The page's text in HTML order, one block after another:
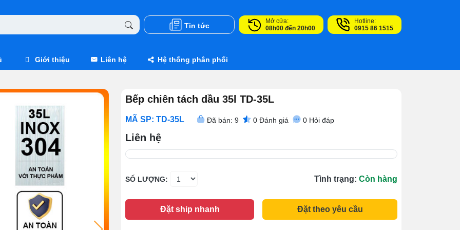
Tin tức
Mở cửa:
08h00 đến 20h00
Hotline:
0915 86 1515
Giới thiệu Liên hệ Hệ thống phân phối
Bếp chiên tách dầu 35l TD-35L
MÃ SP: TD-35L Đã bán: 9 0 Đánh giá 0 Hỏi đáp
Liên hệ
SỐ LƯỢNG: Tình trạng: Còn hàng
Đặt ship nhanh Đặt theo yêu cầu